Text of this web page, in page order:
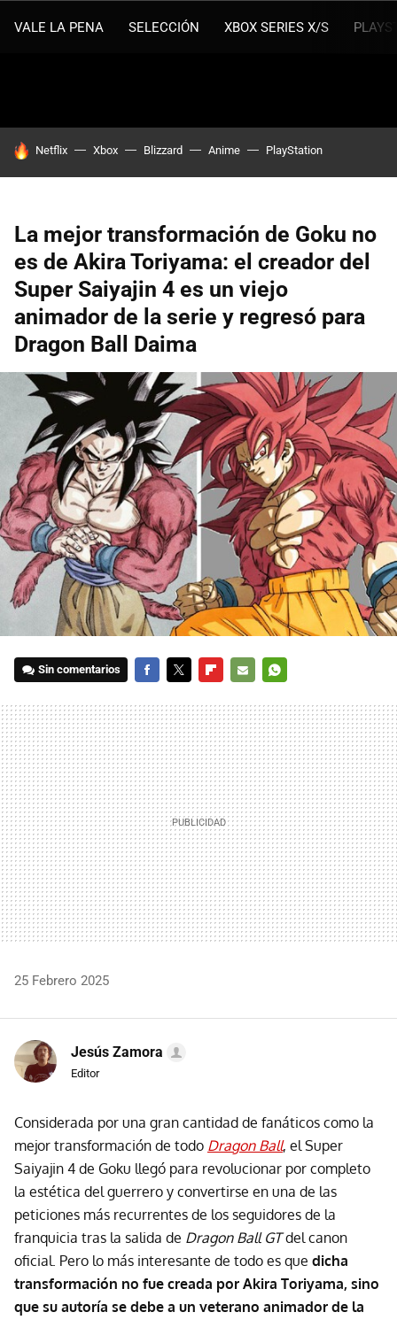
VALE LA PENA SELECCIÓN XBOX SERIES X/S
HOY SE HABLA DE
Netflix Xbox Blizzard Anime PlayStation
La mejor transformación de Goku no
es de Akira Toriyama: el creador del
Super Saiyajin 4 es un viejo
animador de la serie y regresó para
Dragon Ball Daima
Sin comentarios
MAIL
25 Febrero 2025
Jesús Zamora
Editor
Considerada por una gran cantidad de fanáticos como la
mejor transformación de todo Dragon Ball, el Super
Saiyajin 4 de Goku llegó para revolucionar por completo
la estética del guerrero y convertirse en una de las
peticiones más recurrentes de los seguidores de la
franquicia tras la salida de Dragon Ball GTdel canon
oficial. Pero lo más interesante de todo es que dicha
transformación no fue creada por Akira Toriyama, sino
que su autoría se debe a un veterano animador de la